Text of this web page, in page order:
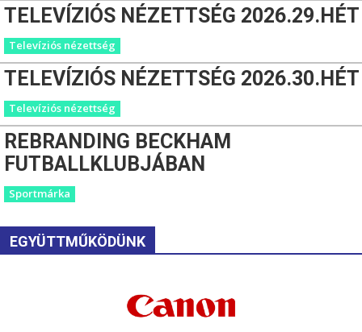
TELEVÍZIÓS NÉZETTSÉG 2026.29.HÉT
Televíziós nézettség
TELEVÍZIÓS NÉZETTSÉG 2026.30.HÉT
Televíziós nézettség
REBRANDING BECKHAM
FUTBALLKLUBJÁBAN
Sportmárka
EGYÜTTMŰKÖDÜNK